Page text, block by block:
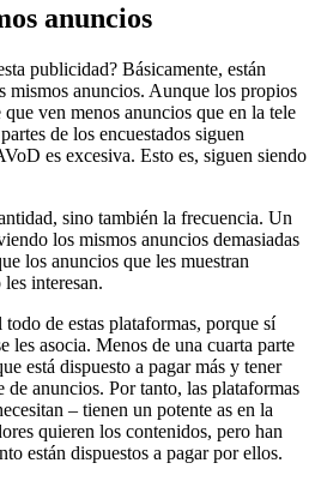
anuncios
publicidad? Básicamente, están
mismos anuncios. Aunque los propios
ven menos anuncios que en la tele
de los encuestados siguen
es excesiva. Esto es, siguen siendo
sino también la frecuencia. Un
los mismos anuncios demasiadas
los anuncios que les muestran
interesan.
de estas plataformas, porque sí
les asocia. Menos de una cuarta parte
está dispuesto a pagar más y tener
de anuncios. Por tanto, las plataformas
– tienen un potente as en la
quieren los contenidos, pero han
están dispuestos a pagar por ellos.